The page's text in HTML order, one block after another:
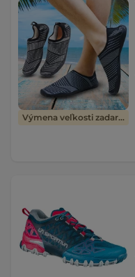
Výmena veľkosti zadarmo